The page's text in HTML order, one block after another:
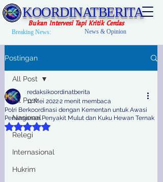
KOORDINATBERITA
Bukan Intervesi Tapi Kritik Cerdas
Breaking News: News & Opinion
Postingan
All Post
Nasional
Relegi
Internasional
Hukrim
All Post
Polri Berkoordinasi dengan Kementan untuk Awasi
Penanganan Penyakit Mulut dan Kuku Hewan Ternak
redaksikoordinatberita
11 Mei 20222 menit membaca
Dinilai NaN dari 5 bintang.